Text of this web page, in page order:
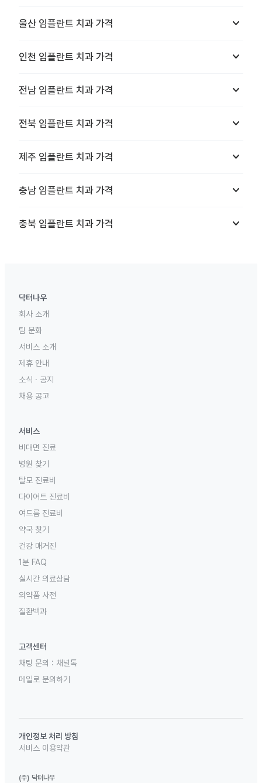
울산 임플란트 치과 가격 keyboard_arrow_down
인천 임플란트 치과 가격 keyboard_arrow_down
전남 임플란트 치과 가격 keyboard_arrow_down
전북 임플란트 치과 가격 keyboard_arrow_down
제주 임플란트 치과 가격 keyboard_arrow_down
충남 임플란트 치과 가격 keyboard_arrow_down
충북 임플란트 치과 가격 keyboard_arrow_down
닥터나우
회사 소개
팀 문화
서비스 소개
제휴 안내
소식 · 공지
채용 공고
서비스
비대면 진료
병원 찾기
탈모 진료비
다이어트 진료비
여드름 진료비
약국 찾기
건강 매거진
1분 FAQ
실시간 의료상담
의약품 사전
질환백과
고객센터
채팅 문의 : 채널톡
메일로 문의하기
개인정보 처리 방침
서비스 이용약관
(주) 닥터나우